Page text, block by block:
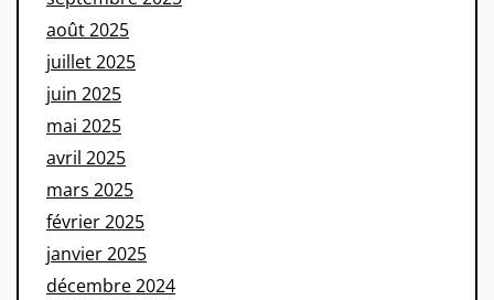
août 2025
juillet 2025
juin 2025
mai 2025
avril 2025
mars 2025
février 2025
janvier 2025
décembre 2024